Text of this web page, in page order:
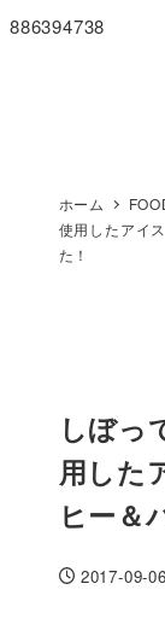
886394738
ホーム
使用したアイ
た！
しぼっ
用した
ヒー＆
投稿日
2017-09-06